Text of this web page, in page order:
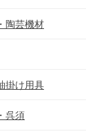
陶芸機材
掛け用具
呉須